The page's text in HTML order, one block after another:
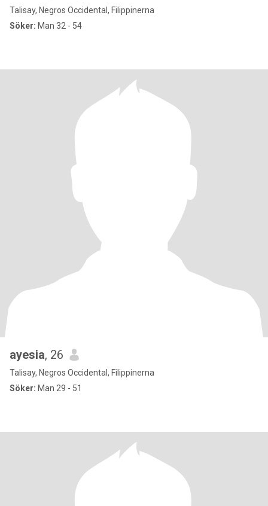
Talisay, Negros Occidental, Filippinerna
Söker: Man 32 - 54
ayesia, 26
Talisay, Negros Occidental, Filippinerna
Söker: Man 29 - 51